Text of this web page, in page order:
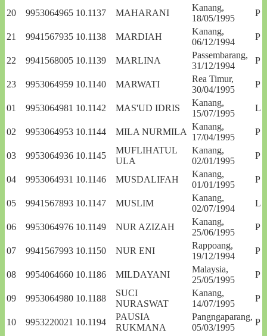
20 9953064965 10.1137 MAHARANI
Kanang,
18/05/1995
P
21 9941567935 10.1138 MARDIAH
Kanang,
06/12/1994
P
22 9941568005 10.1139 MARLINA
Passembarang,
31/12/1994
P
23 9953064959 10.1140 MARWATI
Rea Timur,
30/04/1995
P
01 9953064981 10.1142 MAS'UD IDRIS
Kanang,
15/07/1995
L
02 9953064953 10.1144 MILA NURMILA
Kanang,
17/04/1995
P
03 9953064936 10.1145
MUFLIHATUL
ULA
Kanang,
02/01/1995
P
04 9953064931 10.1146 MUSDALIFAH
Kanang,
01/01/1995
P
05 9941567893 10.1147 MUSLIM
Kanang,
02/07/1994
L
06 9953064976 10.1149 NUR AZIZAH
Kanang,
25/06/1995
P
07 9941567993 10.1150 NUR ENI
Rappoang,
19/12/1994
P
08 9954064660 10.1186 MILDAYANI
Malaysia,
25/05/1995
P
09 9953064980 10.1188
SUCI
NURASWAT
Kanang,
14/07/1995
P
10 9953220021 10.1194
PAUSIA
RUKMANA
Pangngaparang,
05/03/1995
P